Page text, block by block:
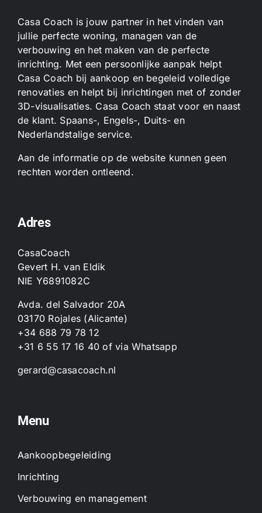
Casa Coach is jouw partner in het vinden van
jullie perfecte woning, managen van de
verbouwing en het maken van de perfecte
inrichting. Met een persoonlijke aanpak helpt
Casa Coach bij aankoop en begeleid volledige
renovaties en helpt bij inrichtingen met of zonder
3D-visualisaties. Casa Coach staat voor en naast
de klant. Spaans-, Engels-, Duits- en
Nederlandstalige service.
Aan de informatie op de website kunnen geen
rechten worden ontleend.
Adres
CasaCoach
Gevert H. van Eldik
NIE Y6891082C
Avda. del Salvador 20A
03170 Rojales (Alicante)
+34 688 79 78 12
+31 6 55 17 16 40 ofvia Whatsapp
gerard@casacoach.nl
Menu
Aankoopbegeleiding
Inrichting
Verbouwing en management